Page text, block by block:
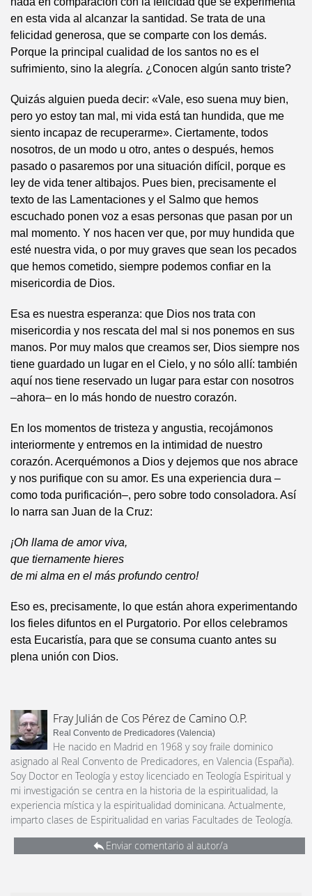
en esta vida al alcanzar la santidad. Se trata de una
felicidad generosa, que se comparte con los demás.
Porque la principal cualidad de los santos no es el
sufrimiento, sino la alegría. ¿Conocen algún santo triste?
Quizás alguien pueda decir: «Vale, eso suena muy bien,
pero yo estoy tan mal, mi vida está tan hundida, que me
siento incapaz de recuperarme». Ciertamente, todos
nosotros, de un modo u otro, antes o después, hemos
pasado o pasaremos por una situación difícil, porque es
ley de vida tener altibajos. Pues bien, precisamente el
texto de las Lamentaciones y el Salmo que hemos
escuchado ponen voz a esas personas que pasan por un
mal momento. Y nos hacen ver que, por muy hundida que
esté nuestra vida, o por muy graves que sean los pecados
que hemos cometido, siempre podemos confiar en la
misericordia de Dios.
Esa es nuestra esperanza: que Dios nos trata con
misericordia y nos rescata del mal si nos ponemos en sus
manos. Por muy malos que creamos ser, Dios siempre nos
tiene guardado un lugar en el Cielo, y no sólo allí: también
aquí nos tiene reservado un lugar para estar con nosotros
–ahora– en lo más hondo de nuestro corazón.
En los momentos de tristeza y angustia, recojámonos
interiormente y entremos en la intimidad de nuestro
corazón. Acerquémonos a Dios y dejemos que nos abrace
y nos purifique con su amor. Es una experiencia dura –
como toda purificación–, pero sobre todo consoladora. Así
lo narra san Juan de la Cruz:
¡Oh llama de amor viva,
que tiernamente hieres
de mi alma en el más profundo centro!
Eso es, precisamente, lo que están ahora experimentando
los fieles difuntos en el Purgatorio. Por ellos celebramos
esta Eucaristía, para que se consuma cuanto antes su
plena unión con Dios.
Fray Julián de Cos Pérez de Camino O.P.
Real Convento de Predicadores (Valencia)
He nacido en Madrid en 1968 y soy fraile dominico
asignado al Real Convento de Predicadores, en Valencia (España).
Soy Doctor en Teología y estoy licenciado en Teología Espiritual y
mi investigación se centra en la historia de la espiritualidad, la
experiencia mística y la espiritualidad dominicana. Actualmente,
imparto clases de Espiritualidad en varias Facultades de Teología.
Enviar comentario al autor/a